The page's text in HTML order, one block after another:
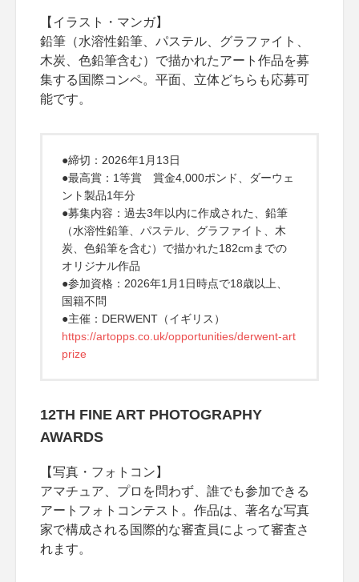
【イラスト・マンガ】
鉛筆（水溶性鉛筆、パステル、グラファイト、
木炭、色鉛筆含む）で描かれたアート作品を募
集する国際コンペ。平面、立体どちらも応募可
能です。
●締切：2026年1月13日
●最高賞：1等賞 賞金4,000ポンド、ダーウェ
ント製品1年分
●募集内容：過去3年以内に作成された、鉛筆
（水溶性鉛筆、パステル、グラファイト、木
炭、色鉛筆を含む）で描かれた182cmまでの
オリジナル作品
●参加資格：2026年1月1日時点で18歳以上、
国籍不問
●主催：DERWENT（イギリス）
https://artopps.co.uk/opportunities/derwent-art
prize
12TH FINE ART PHOTOGRAPHY
AWARDS
【写真・フォトコン】
アマチュア、プロを問わず、誰でも参加できる
アートフォトコンテスト。作品は、著名な写真
家で構成される国際的な審査員によって審査さ
れます。